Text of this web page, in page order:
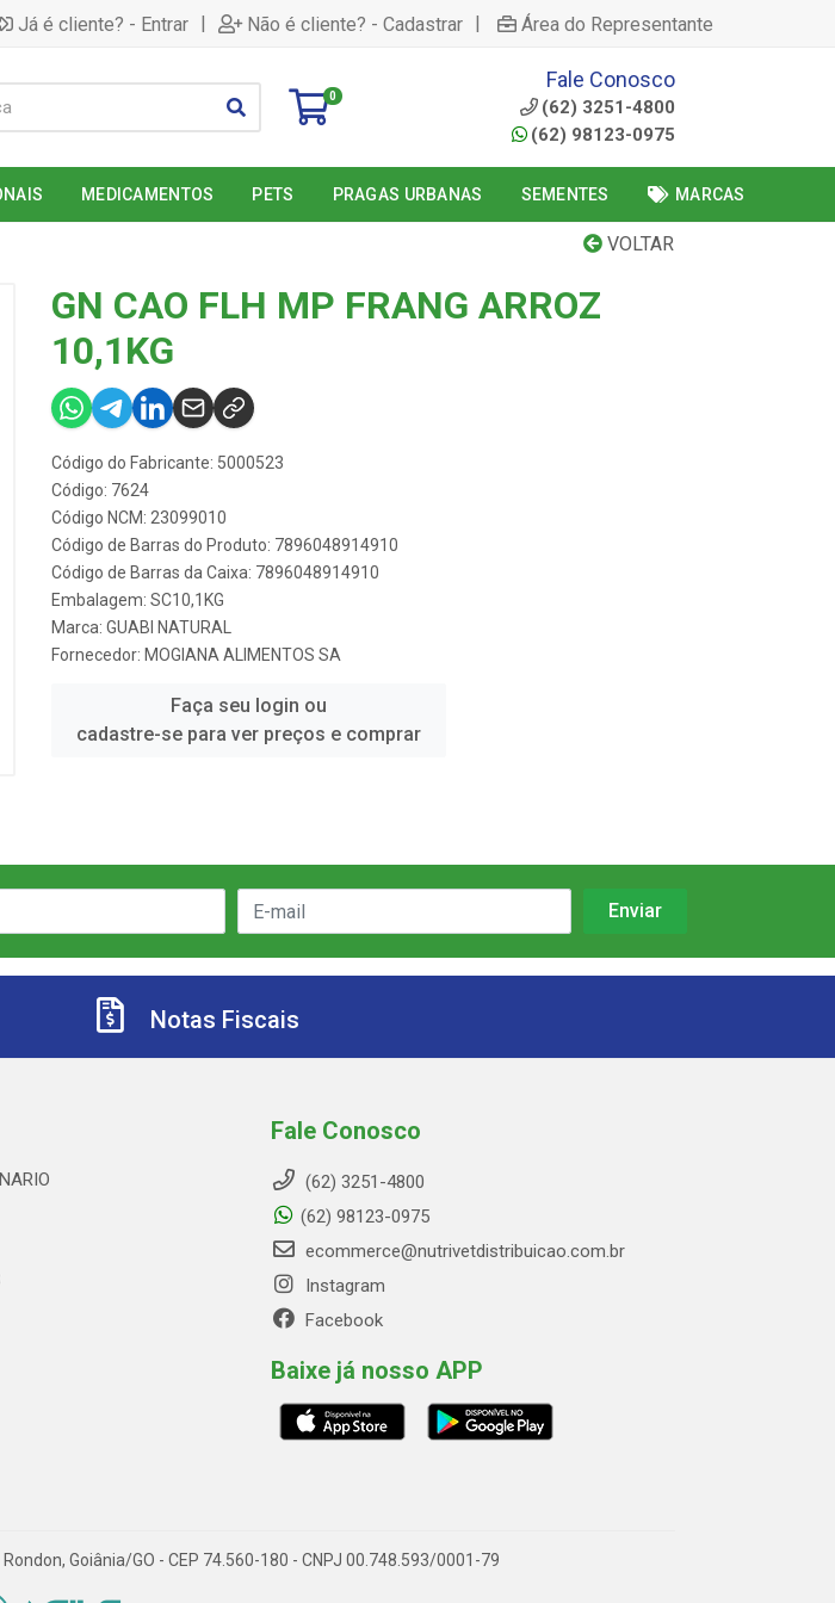
Já é cliente? - Entrar | Não é cliente? - Cadastrar | Área do Representante
0
Fale Conosco
(62) 3251-4800
(62) 98123-0975
MEDICAMENTOS PETS PRAGAS URBANAS SEMENTES MARCAS
VOLTAR
GN CAO FLH MP FRANG ARROZ
10,1KG
Código do Fabricante: 5000523
Código: 7624
Código NCM: 23099010
Código de Barras do Produto: 7896048914910
Código de Barras da Caixa: 7896048914910
Embalagem: SC10,1KG
Marca: GUABI NATURAL
Fornecedor: MOGIANA ALIMENTOS SA
Faça seu login ou
cadastre-se para ver preços e comprar
Notas Fiscais
Fale Conosco
(62) 3251-4800
(62) 98123-0975
ecommerce@nutrivetdistribuicao.com.br
Instagram
Facebook
Baixe já nosso APP
Goiânia/GO - CEP 74.560-180 - CNPJ 00.748.593/0001-79